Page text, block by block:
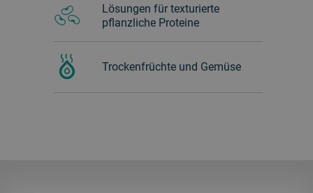
Lösungen für texturierte
pflanzliche Proteine
Trockenfrüchte und Gemüse